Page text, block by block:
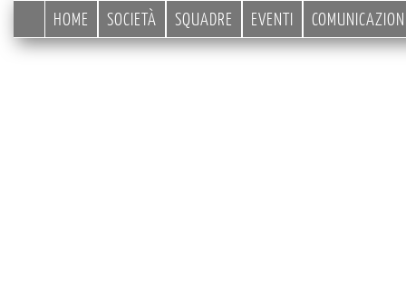
HOME SOCIETÀ SQUADRE EVENTI